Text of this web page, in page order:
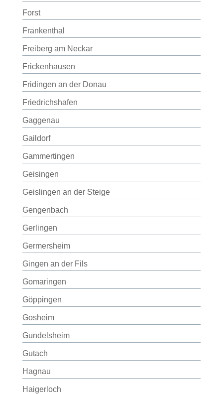
Forst
Frankenthal
Freiberg am Neckar
Frickenhausen
Fridingen an der Donau
Friedrichshafen
Gaggenau
Gaildorf
Gammertingen
Geisingen
Geislingen an der Steige
Gengenbach
Gerlingen
Germersheim
Gingen an der Fils
Gomaringen
Göppingen
Gosheim
Gundelsheim
Gutach
Hagnau
Haigerloch